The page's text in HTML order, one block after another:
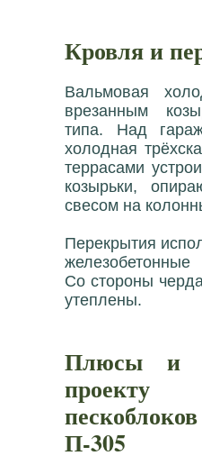
Кровля и
Вальмовая
врезанным
типа. Над
холодная
террасами
козырьки,
свесом на
Перекрытия
Со стороны
утеплены.
Плюсы и
П-305